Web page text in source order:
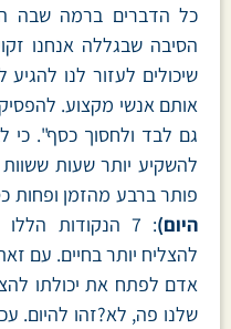
כל הדברים ברמה שבה
הסיבה שבגללה אנחנו
שיכולים לעזור לנו
אותם אנשי מקצוע.
גם לבד ולחסוך כסף".
להשקיע יותר שעות
פותר ברבע מהזמן ופחות
היום)
: 7 הנקודות
להצליח יותר בחיים. עם
אדם לפתח את יכולתו
שלנו פה, לא?זהו להיום.